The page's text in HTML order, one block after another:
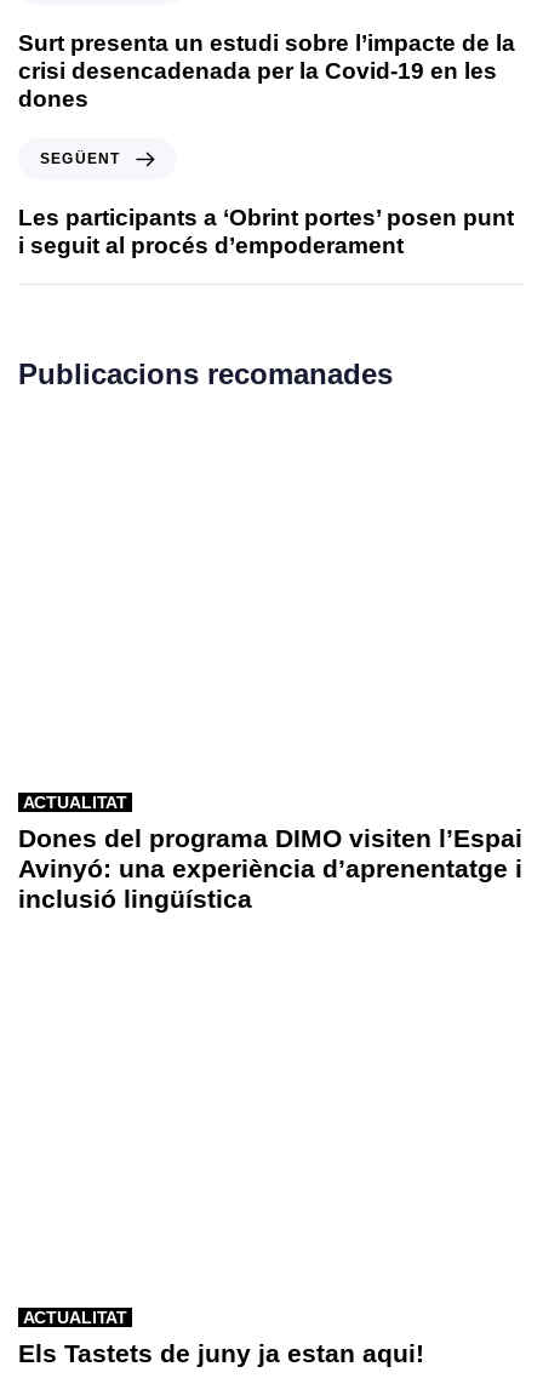
Surt presenta un estudi sobre l’impacte de la
crisi desencadenada per la Covid-19 en les
dones
SEGÜENT
Les participants a ‘Obrint portes’ posen punt
i seguit al procés d’empoderament
Publicacions recomanades
ACTUALITAT
Dones del programa DIMO visiten l’Espai
Avinyó: una experiència d’aprenentatge i
inclusió lingüística
ACTUALITAT
Els Tastets de juny ja estan aqui!